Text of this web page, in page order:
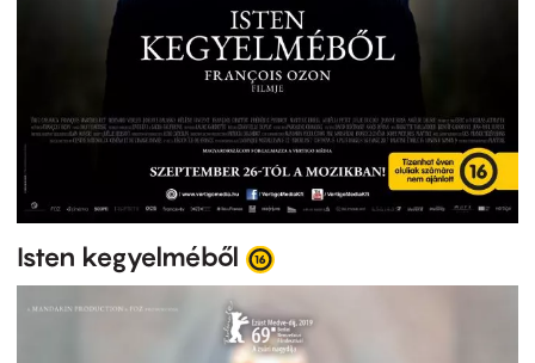
Isten kegyelméből